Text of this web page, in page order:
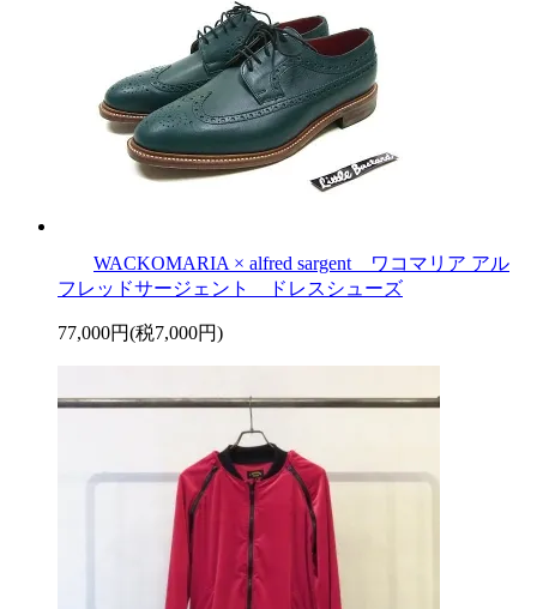
WACKOMARIA × alfred sargent ワコマリア アル
フレッドサージェント ドレスシューズ
77,000円(税7,000円)